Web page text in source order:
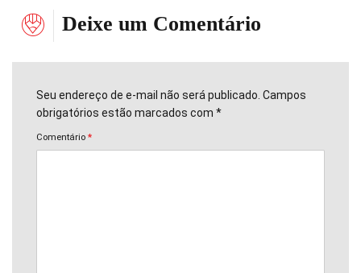
Deixe um Comentário
Seu endereço de e-mail não será publicado. Campos
obrigatórios estão marcados com *
Comentário *